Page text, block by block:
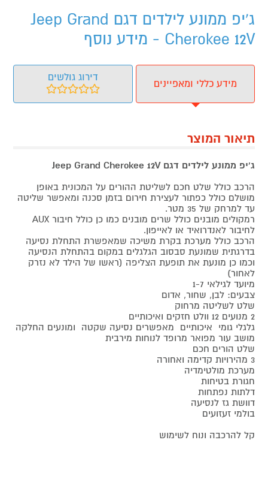
ג'יפ ממונע לילדים דגם Jeep Grand
Cherokee 12V - מידע נוסף
מידע כללי ומאפיינים
דירוג גולשים
תיאור המוצר
ג'יפ ממונע לילדים דגם Jeep Grand Cherokee 12V
הרכב כולל שלט חכם לשליטת ההורים על המכונית באופן
מושלם כולל כפתור לעצירת חירום בזמן סכנה ומאפשר שליטה
עד למרחק של 35 מטר.
רמקולים מובנים כולל שרים מובנים כמו כן כולל חיבור AUX
לחיבור לאנדרואיד או לאייפון.
הרכב כולל מערכת בקרת משיכה שמאפשרת התחלת נסיעה
בדרגתית שמונעת סבסוב הגלגלים במקום בהתחלת הנסיעה
וכמו כן מונעת את תופעת הצליפה (ראשו של הילד לא נזרק
לאחור)
מיועד לגילאי 1-7
צבעים: לבן, שחור, אדום
שלט לשליטה מרחוק
2 מנועים 12 וולט חזקים ואיכותיים
גלגלי גומי איכותיים מאפשרים נסיעה שקטה ומונעים החלקה
מושב עור מפואר מרופד לנוחות מירבית
שלט הורים חכם
3 מהירויות קדימה ואחורה
מערכת מולטימדיה
חגורת בטיחות
דלתות נפתחות
דוושת גז לנסיעה
בולמי זעזועים
קל להרכבה ונוח לשימוש